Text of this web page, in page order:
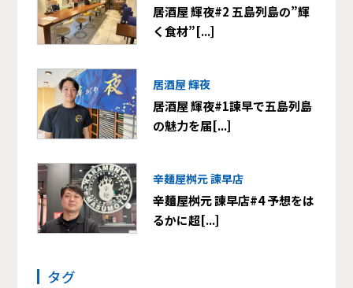
居酒屋 輝夜#2 五島列島の”輝
く食材”[...]
居酒屋 輝夜
居酒屋 輝夜#1諫早で五島列島
の魅力を届[...]
辛麺屋桝元 諫早店
辛麺屋桝元 諫早店#4 予想をは
るかに超[...]
タグ